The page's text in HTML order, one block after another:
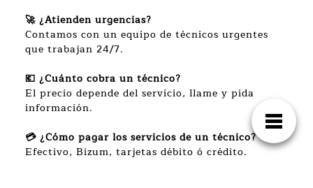
🚀 ¿Atienden urgencias?
Contamos con un equipo de técnicos urgentes
que trabajan 24/7.
💶 ¿Cuánto cobra un técnico?
El precio depende del servicio, llame y pida
información.
💳 ¿Cómo pagar los servicios de un técnico?
Efectivo, Bizum, tarjetas débito ó crédito.